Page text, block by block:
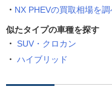
NX PHEVの買取相場を調
似たタイプの車種を探す
SUV・クロカン
ハイブリッド